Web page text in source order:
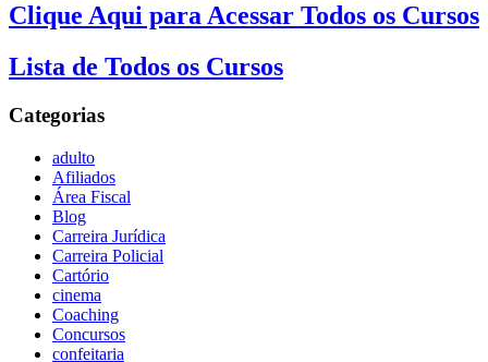
Clique Aqui para Acessar Todos os Cursos
Lista de Todos os Cursos
Categorias
adulto
Afiliados
Área Fiscal
Blog
Carreira Jurídica
Carreira Policial
Cartório
cinema
Coaching
Concursos
confeitaria